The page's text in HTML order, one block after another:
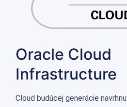
Oracle Cloud
Infrastructure
Cloud budúcej generácie